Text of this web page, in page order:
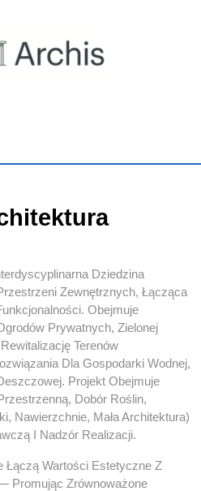
Dziedzina
Zewnętrznych, Łącząca
Obejmuje
Prywatnych, Zielonej
Terenów
Dla Gospodarki Wodnej,
Projekt Obejmuje
Dobór Roślin,
Nawierzchnie, Mała Architektura)
I Nadzór Realizacji.
Łączą Wartości Estetyczne Z
Promując Zrównoważone